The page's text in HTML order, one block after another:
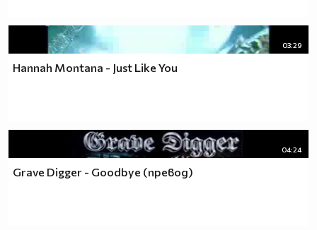
03:29
Hannah Montana - Just Like You
04:24
Grave Digger - Goodbye (превод)